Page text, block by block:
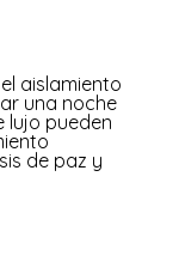
aislamiento
una noche
lujo pueden
de paz y